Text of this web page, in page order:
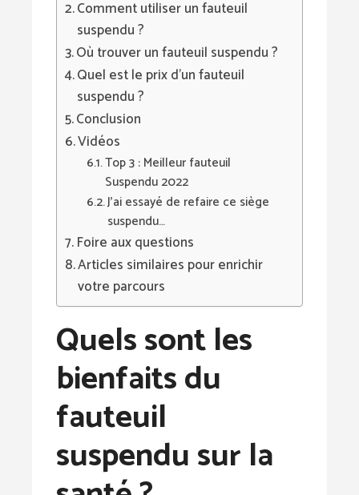
Comment utiliser un fauteuil
suspendu ?
Où trouver un fauteuil suspendu ?
Quel est le prix d’un fauteuil
suspendu ?
Conclusion
Vidéos
Top 3 : Meilleur fauteuil
Suspendu 2022
J'ai essayé de refaire ce siège
suspendu…
Foire aux questions
Articles similaires pour enrichir
votre parcours
Quels sont les
bienfaits du
fauteuil
suspendu sur la